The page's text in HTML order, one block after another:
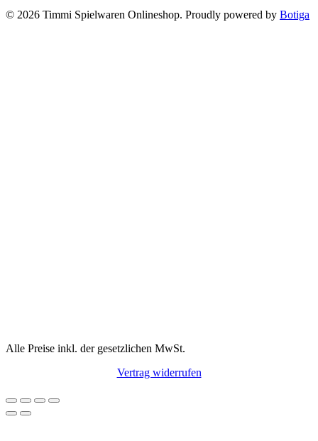
© 2026 Timmi Spielwaren Onlineshop. Proudly powered by Botiga
Alle Preise inkl. der gesetzlichen MwSt.
Vertrag widerrufen